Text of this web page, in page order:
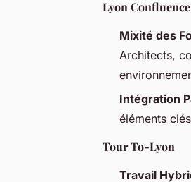
Lyon Confluence
Mixité des
Architects,
Intégration
éléments
Tour To-Lyon
Travail